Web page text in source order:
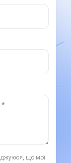
*
що мої